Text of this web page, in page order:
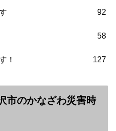
92
58
！ 127
市のかなざわ災害時